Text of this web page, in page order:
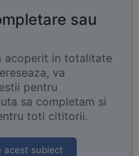
sau
acoperit in totalitate
va
pentru
sa completam si
toti cititorii.
acest subiect